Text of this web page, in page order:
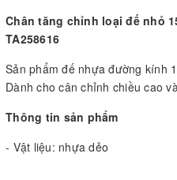
Chân tăng chỉnh loại đế nhỏ
TA258616
Sản phẩm đế nhựa đường kính
Dành cho cân chỉnh chiều cao
Thông tin sản phẩm
- Vật liệu: nhựa dẻo